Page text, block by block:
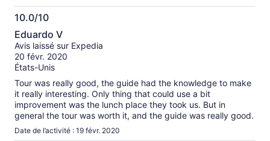
10.0/10
10.0
sur
10
Eduardo V
Avis laissé sur Expedia
20 févr. 2020
États-Unis
Tour was really good, the guide had the knowledge to make
it really interesting. Only thing that could use a bit
improvement was the lunch place they took us. But in
general the tour was worth it, and the guide was really good.
Date de l’activité : 19 févr. 2020